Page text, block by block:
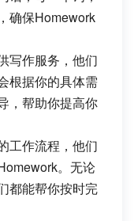
确保Homework
写作服务，他们
根据你的具体需
，帮助你提高你
工作流程，他们
。无论
都能帮你按时完